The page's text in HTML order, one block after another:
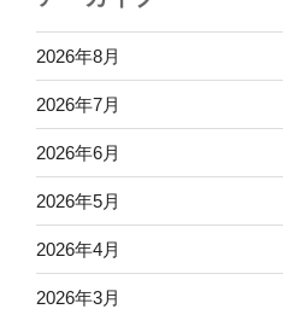
2026年8月
2026年7月
2026年6月
2026年5月
2026年4月
2026年3月